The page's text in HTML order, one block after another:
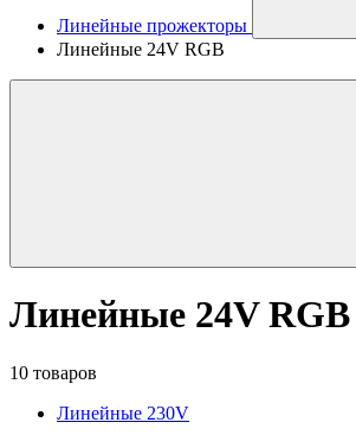
Линейные прожекторы
Линейные 24V RGB
Линейные 24V RGB
10 товаров
Линейные 230V